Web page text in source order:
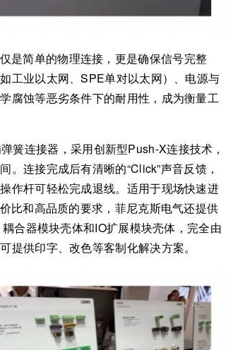
是简单的物理连接，更是确保信号完整
工业以太网、SPE单对以太网）、电源与
腐蚀等恶劣条件下的耐用性，成为衡量工
簧连接器，采用创新型Push-X连接技术，
连接完成后有清晰的“Click”声音反馈，
作杆可轻松完成退线。适用于现场快速进
比和高品质的要求，菲尼克斯电气还提供
合器模块壳体和IO扩展模块壳体，完全由
供印字、改色等客制化解决方案。